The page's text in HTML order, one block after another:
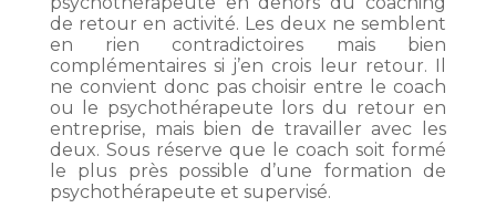
de retour en activité. Les deux ne semblent
en rien contradictoires mais bien
complémentaires si j’en crois leur retour. Il
ne convient donc pas choisir entre le coach
ou le psychothérapeute lors du retour en
entreprise, mais bien de travailler avec les
deux. Sous réserve que le coach soit formé
le plus près possible d’une formation de
psychothérapeute et supervisé.